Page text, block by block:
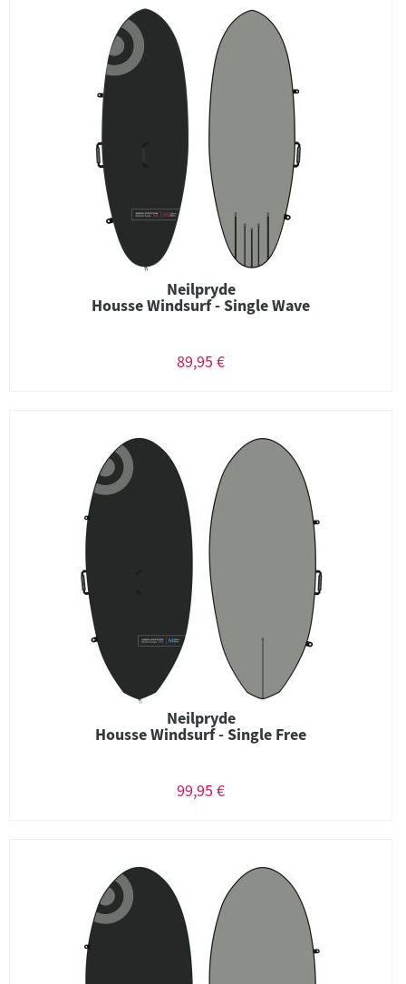
Neilpryde
Housse Windsurf - Single Wave
89,95 €
Neilpryde
Housse Windsurf - Single Free
99,95 €